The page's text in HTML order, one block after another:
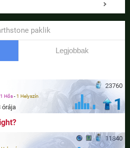
paklik
Legjobbak
23760
1 Hős-1 Helyszín
órája 1
11840